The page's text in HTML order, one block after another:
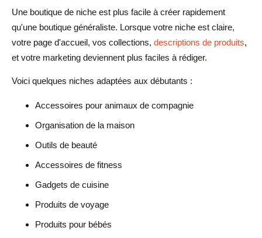
Une boutique de niche est plus facile à créer rapidement
qu'une boutique généraliste. Lorsque votre niche est claire,
votre page d'accueil, vos collections, descriptions de produits,
et votre marketing deviennent plus faciles à rédiger.
Voici quelques niches adaptées aux débutants :
Accessoires pour animaux de compagnie
Organisation de la maison
Outils de beauté
Accessoires de fitness
Gadgets de cuisine
Produits de voyage
Produits pour bébés